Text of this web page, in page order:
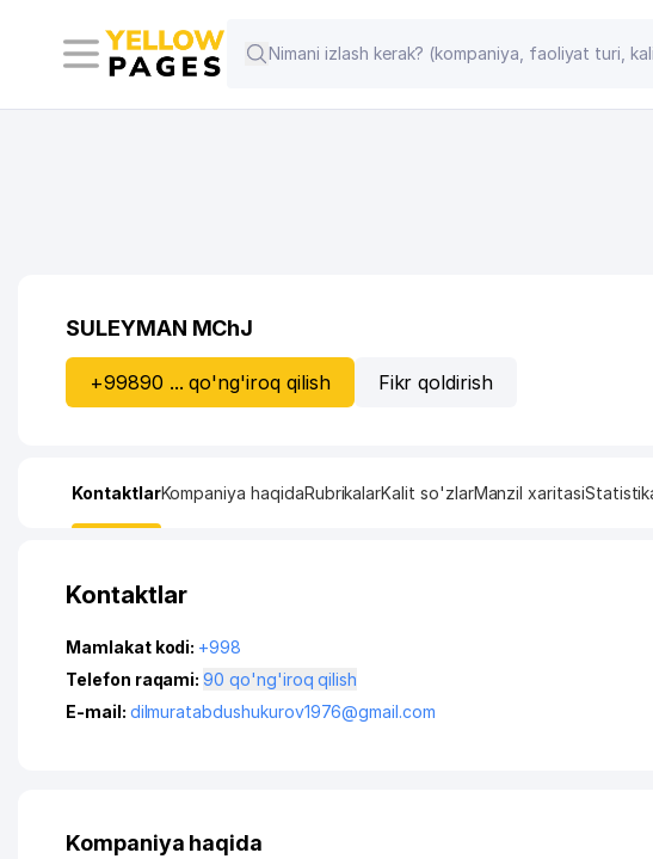
SULEYMAN MChJ
+99890 ... qo'ng'iroq qilish Fikr qoldirish
KontaktlarKompaniya haqidaRubrikalarKalit so'zlarManzil xaritasi
Kontaktlar
Mamlakat kodi: +998
Telefon raqami:
90 qo'ng'iroq qilish
E-mail: dilmuratabdushukurov1976@gmail.com
Kompaniya haqida